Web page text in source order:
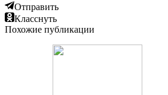
Отправить
Класснуть
Похожие публикации